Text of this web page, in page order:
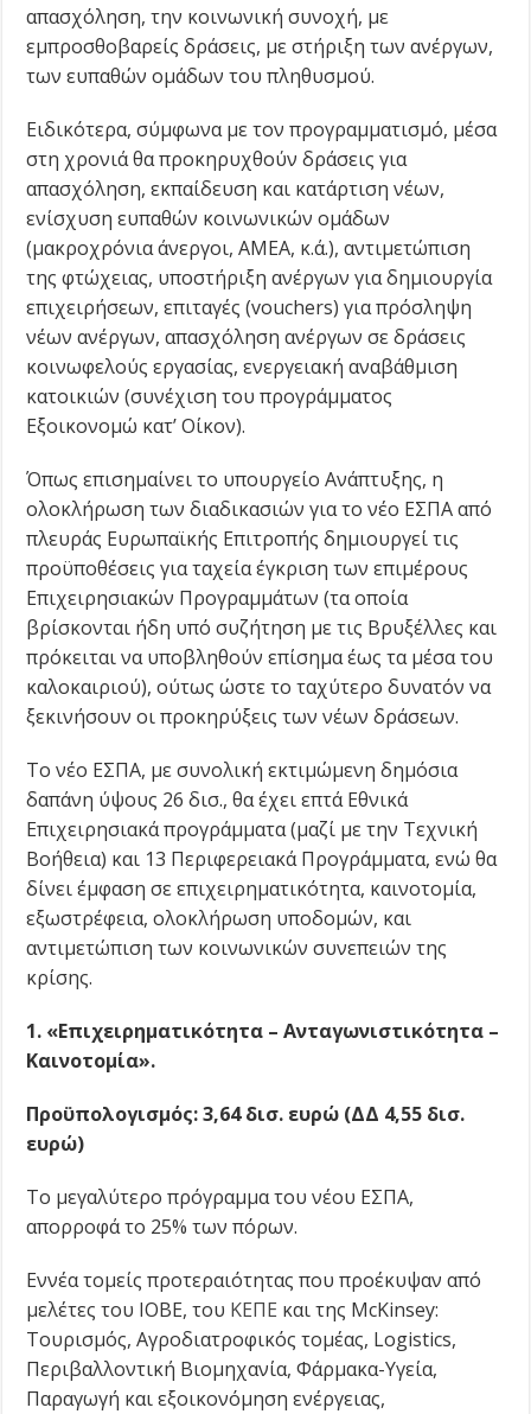
απασχόληση, την κοινωνική συνοχή, με
εμπροσθοβαρείς δράσεις, με στήριξη των ανέργων,
των ευπαθών ομάδων του πληθυσμού.
Ειδικότερα, σύμφωνα με τον προγραμματισμό, μέσα
στη χρονιά θα προκηρυχθούν δράσεις για
απασχόληση, εκπαίδευση και κατάρτιση νέων,
ενίσχυση ευπαθών κοινωνικών ομάδων
(μακροχρόνια άνεργοι, ΑΜΕΑ, κ.ά.), αντιμετώπιση
της φτώχειας, υποστήριξη ανέργων για δημιουργία
επιχειρήσεων, επιταγές (vouchers) για πρόσληψη
νέων ανέργων, απασχόληση ανέργων σε δράσεις
κοινωφελούς εργασίας, ενεργειακή αναβάθμιση
κατοικιών (συνέχιση του προγράμματος
Εξοικονομώ κατ’ Οίκον).
Όπως επισημαίνει το υπουργείο Ανάπτυξης, η
ολοκλήρωση των διαδικασιών για το νέο ΕΣΠΑ από
πλευράς Ευρωπαϊκής Επιτροπής δημιουργεί τις
προϋποθέσεις για ταχεία έγκριση των επιμέρους
Επιχειρησιακών Προγραμμάτων (τα οποία
βρίσκονται ήδη υπό συζήτηση με τις Βρυξέλλες και
πρόκειται να υποβληθούν επίσημα έως τα μέσα του
καλοκαιριού), ούτως ώστε το ταχύτερο δυνατόν να
ξεκινήσουν οι προκηρύξεις των νέων δράσεων.
Το νέο ΕΣΠΑ, με συνολική εκτιμώμενη δημόσια
δαπάνη ύψους 26 δισ., θα έχει επτά Εθνικά
Επιχειρησιακά προγράμματα (μαζί με την Τεχνική
Βοήθεια) και 13 Περιφερειακά Προγράμματα, ενώ θα
δίνει έμφαση σε επιχειρηματικότητα, καινοτομία,
εξωστρέφεια, ολοκλήρωση υποδομών, και
αντιμετώπιση των κοινωνικών συνεπειών της
κρίσης.
1. «Επιχειρηματικότητα – Ανταγωνιστικότητα –
Καινοτομία».
Προϋπολογισμός: 3,64 δισ. ευρώ (ΔΔ 4,55 δισ.
ευρώ)
Το μεγαλύτερο πρόγραμμα του νέου ΕΣΠΑ,
απορροφά το 25% των πόρων.
Εννέα τομείς προτεραιότητας που προέκυψαν από
μελέτες του ΙΟΒΕ, του ΚΕΠΕ και της McKinsey:
Τουρισμός, Αγροδιατροφικός τομέας, Logistics,
Περιβαλλοντική Βιομηχανία, Φάρμακα-Υγεία,
Παραγωγή και εξοικονόμηση ενέργειας,